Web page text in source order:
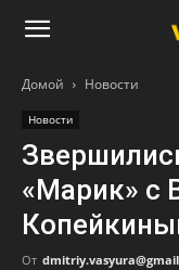
Домой Новости
Новости
«Марик» с
От